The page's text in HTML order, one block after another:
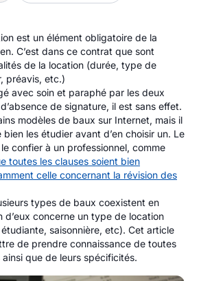
est un élément obligatoire de la
C’est dans ce contrat que sont
de la location (durée, type de
préavis, etc.)
avec soin et paraphé par les deux
de signature, il est sans effet.
modèles de baux sur Internet, mais il
les étudier avant d’en choisir un. Le
confier à un professionnel, comme
toutes les clauses soient bien
celle concernant la révision des
types de baux coexistent en
d’eux concerne un type de location
saisonnière, etc). Cet article
de prendre connaissance de toutes
que de leurs spécificités.